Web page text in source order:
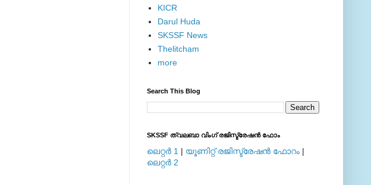
KICR
Darul Huda
SKSSF News
Thelitcham
more
Search This Blog
SKSSF ത്വലബാ വിംഗ് രജിസ്ട്രേഷന്‍ ഫോം
ലെറ്റര്‍ 1 | യൂണിറ്റ് രജിസ്ട്രേഷന്‍ ഫോറം |
ലെറ്റര്‍ 2